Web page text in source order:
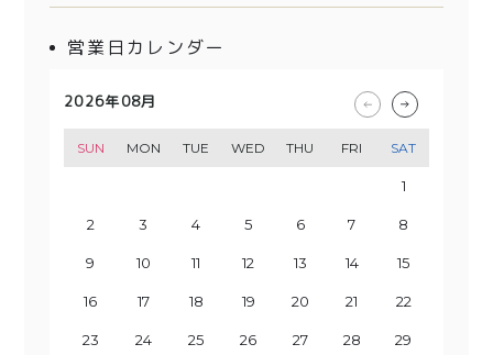
営業日カレンダー
2026年08月
SUN MON TUE WED THU FRI SAT
1
2 3 4 5 6 7 8
9 10 11 12 13 14 15
16 17 18 19 20 21 22
23 24 25 26 27 28 29
2026年09月
SUN MON TUE WED THU FRI SAT
5
6 7 8 9 10 11 12
13 14 15 16 17 18 19
20 21 22 23 24 25 26
27 28 29 30
2026年10月
SUN MON TUE WED THU FRI SAT
3
4 5 6 7 8 9 10
11 12 13 14 15 16 17
18 19 20 21 22 23 24
25 26 27 28 29 30 31
2026年11月
SUN MON TUE WED THU FRI SAT
7
8 9 10 11 12 13 14
15 16 17 18 19 20 21
22 23 24 25 26 27 28
29 30